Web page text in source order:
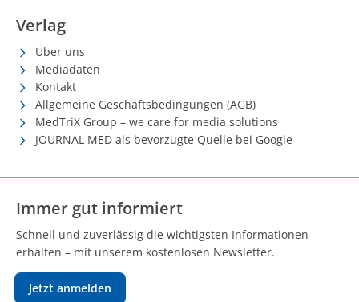
Verlag
Über uns
Mediadaten
Kontakt
Allgemeine Geschäftsbedingungen (AGB)
MedTriX Group – we care for media solutions
JOURNAL MED als bevorzugte Quelle bei Google
Immer gut informiert
Schnell und zuverlässig die wichtigsten Informationen
erhalten – mit unserem kostenlosen Newsletter.
Jetzt anmelden